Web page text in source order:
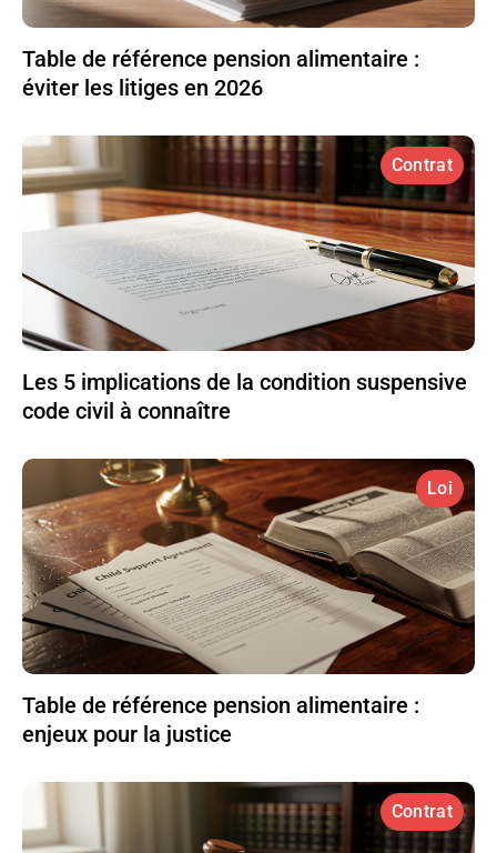
Table de référence pension alimentaire :
éviter les litiges en 2026
Contrat
Les 5 implications de la condition suspensive
code civil à connaître
Loi
Table de référence pension alimentaire :
enjeux pour la justice
Contrat